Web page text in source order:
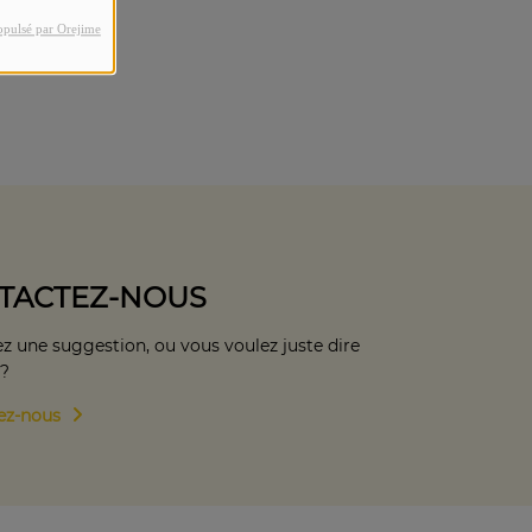
par Orejime
NOUS
une suggestion, ou vous voulez juste dire
nous